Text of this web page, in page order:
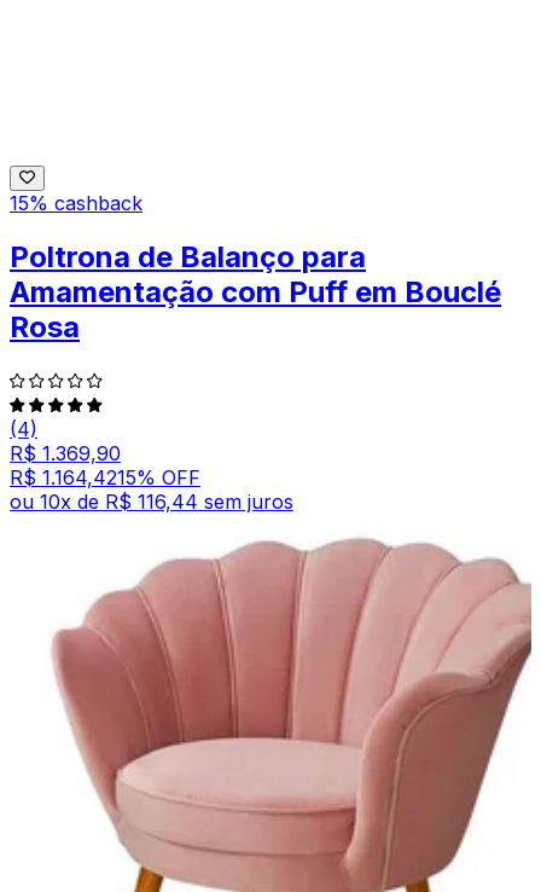
15% cashback
Poltrona de Balanço para
Amamentação com Puff em Bouclé
Rosa
(4)
R$ 1.369,90
R$ 1.164,4215% OFF
ou 10x de R$ 116,44 sem juros